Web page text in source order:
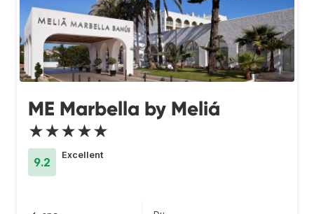
ME Marbella by Meliá
★★★★★
9.2
Excellent